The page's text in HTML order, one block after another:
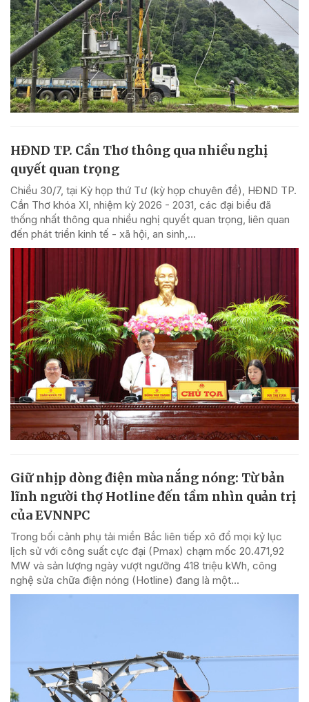
HĐND TP. Cần Thơ thông qua nhiều nghị
quyết quan trọng
Chiều 30/7, tại Kỳ họp thứ Tư (kỳ họp chuyên đề), HĐND TP.
Cần Thơ khóa XI, nhiệm kỳ 2026 - 2031, các đại biểu đã
thống nhất thông qua nhiều nghị quyết quan trọng, liên quan
đến phát triển kinh tế - xã hội, an sinh,...
Giữ nhịp dòng điện mùa nắng nóng: Từ bản
lĩnh người thợ Hotline đến tầm nhìn quản trị
của EVNNPC
Trong bối cảnh phụ tải miền Bắc liên tiếp xô đổ mọi kỷ lục
lịch sử với công suất cực đại (Pmax) chạm mốc 20.471,92
MW và sản lượng ngày vượt ngưỡng 418 triệu kWh, công
nghệ sửa chữa điện nóng (Hotline) đang là một...